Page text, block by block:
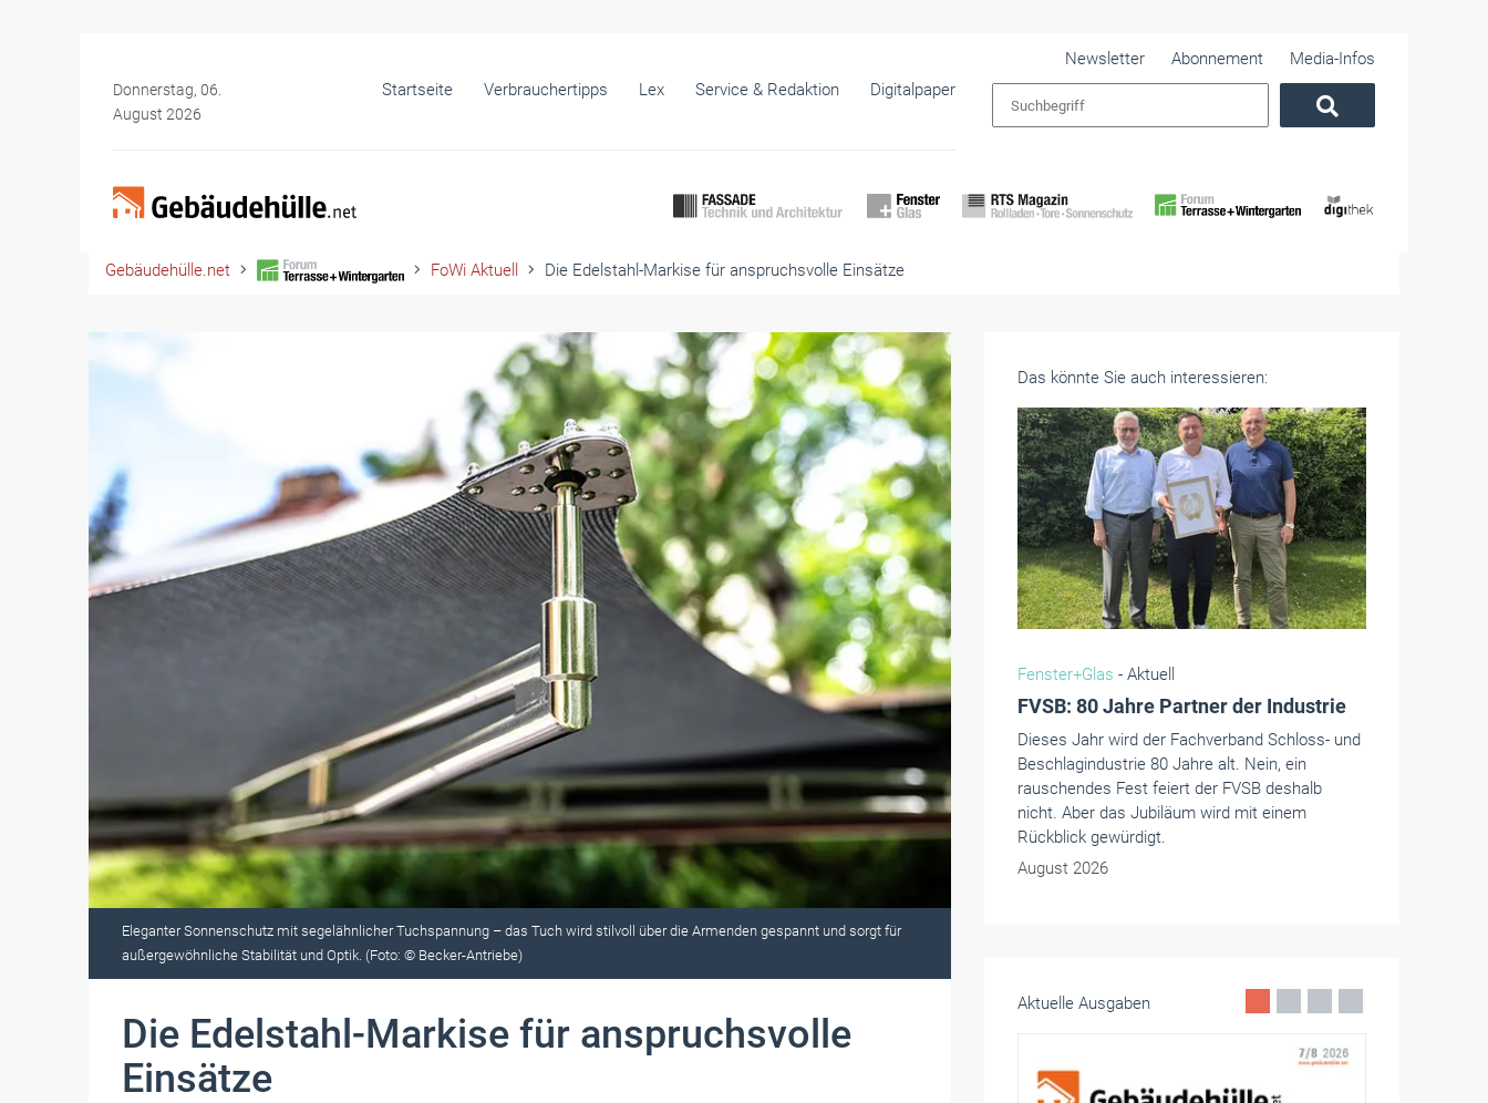
Donnerstag, 06.
August 2026
Startseite Verbrauchertipps Lex Service & Redaktion Digitalpaper
Newsletter Abonnement Media-Infos
Gebäudehülle.net FoWi Aktuell Die Edelstahl-Markise für anspruchsvolle Einsätze
Eleganter Sonnenschutz mit segelähnlicher Tuchspannung – das Tuch wird stilvoll über die Armenden gespannt und sorgt für
außergewöhnliche Stabilität und Optik. (Foto: © Becker-Antriebe)
Die Edelstahl-Markise für anspruchsvolle
Einsätze
Das könnte Sie auch interessieren:
Fenster+Glas - Aktuell
FVSB: 80 Jahre Partner der Industrie
Dieses Jahr wird der Fachverband Schloss- und
Beschlagindustrie 80 Jahre alt. Nein, ein
rauschendes Fest feiert der FVSB deshalb
nicht. Aber das Jubiläum wird mit einem
Rückblick gewürdigt.
August 2026
Aktuelle Ausgaben